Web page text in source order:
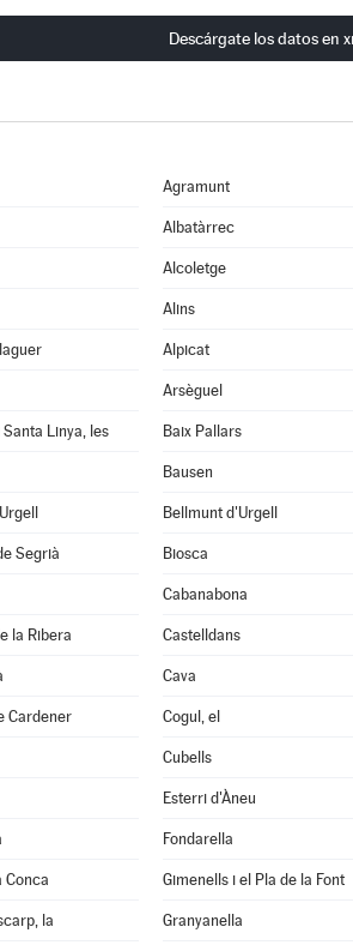
Descárgate los datos en
Agramunt
Albatàrrec
Alcoletge
Alins
Alpicat
Arsèguel
Linya, les Baix Pallars
Bausen
Bellmunt d'Urgell
Segrià Biosca
Cabanabona
la Ribera Castelldans
Cava
Cardener Cogul, el
Cubells
Esterri d'Àneu
Fondarella
Conca Gimenells i el Pla de la Font
la Granyanella